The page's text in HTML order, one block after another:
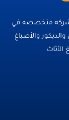
شركه متخصصه في
والأصباغ
الأثاث